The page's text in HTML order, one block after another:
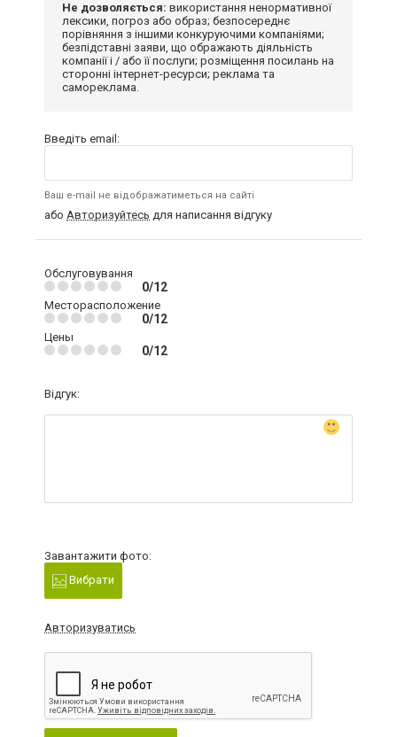
Не дозволяється: використання ненормативної
лексики, погроз або образ; безпосереднє
порівняння з іншими конкуруючими компаніями;
безпідставні заяви, що ображають діяльність
компанії і / або її послуги; розміщення посилань на
сторонні інтернет-ресурси; реклама та
самореклама.
Введіть email:
Ваш e-mail не відображатиметься на сайті
або Авторизуйтесь для написання відгуку
Обслуговування
0/12
Месторасположение
0/12
Цены
0/12
Відгук:
Завантажити фото:
Вибрати
Авторизуватись